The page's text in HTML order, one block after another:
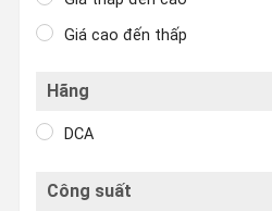
Giá cao đến thấp
Hãng
DCA
Công suất